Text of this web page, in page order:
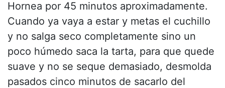
Hornea por 45 minutos aproximadamente.
Cuando ya vaya a estar y metas el cuchillo
y no salga seco completamente sino un
poco húmedo saca la tarta, para que quede
suave y no se seque demasiado, desmolda
pasados cinco minutos de sacarlo del